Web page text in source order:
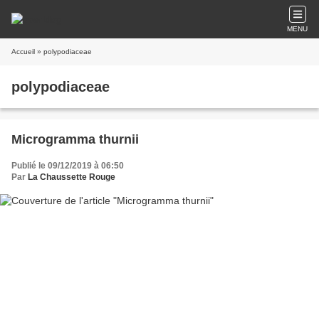
MENU
Accueil » polypodiaceae
polypodiaceae
Microgramma thurnii
Publié le 09/12/2019 à 06:50
Par La Chaussette Rouge